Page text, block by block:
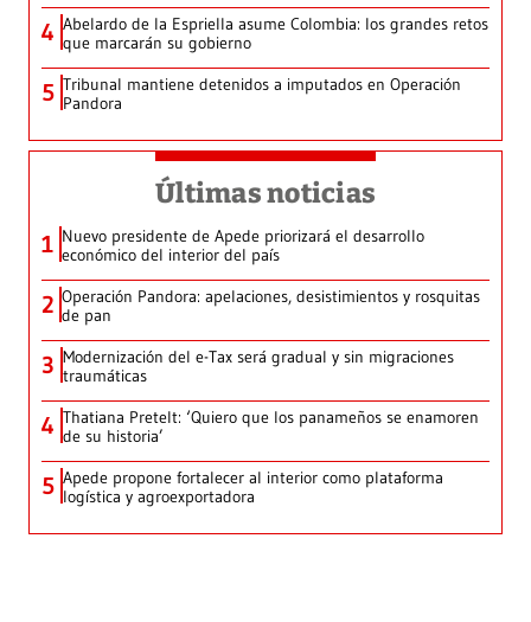
4 Abelardo de la Espriella asume Colombia: los grandes retos
que marcarán su gobierno
5 Tribunal mantiene detenidos a imputados en Operación
Pandora
Últimas noticias
1 Nuevo presidente de Apede priorizará el desarrollo
económico del interior del país
2 Operación Pandora: apelaciones, desistimientos y rosquitas
de pan
3 Modernización del e-Tax será gradual y sin migraciones
traumáticas
4 Thatiana Pretelt: ‘Quiero que los panameños se enamoren
de su historia’
5 Apede propone fortalecer al interior como plataforma
logística y agroexportadora